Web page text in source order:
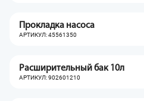
Прокладка насоса
АРТИКУЛ: 45561350
Расширительный бак 10л
АРТИКУЛ: 902601210